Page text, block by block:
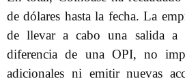
de dólares hasta la fecha. La
de llevar a cabo una salida a
diferencia de una OPI, no
adicionales ni emitir nuevas